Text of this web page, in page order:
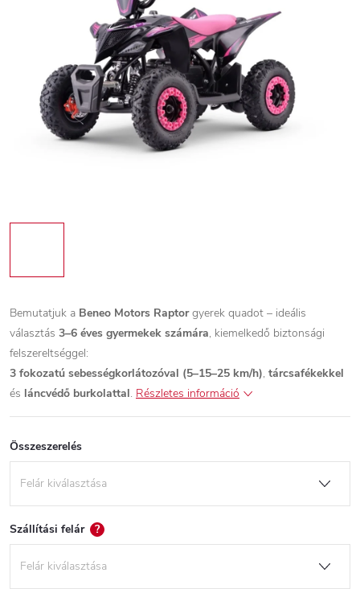
Bemutatjuk a Beneo Motors Raptorgyerek quadot – ideális
választás 3–6 éves gyermekek számára, kiemelkedő biztonsági
felszereltséggel:
3 fokozatú sebességkorlátozóval (5–15–25 km/h), tárcsafékekkel
és láncvédő burkolattal. Részletes információ
Összeszerelés
Szállítási felár ?